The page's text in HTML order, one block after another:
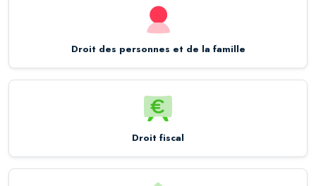
Droit des personnes et de la famille
Droit fiscal